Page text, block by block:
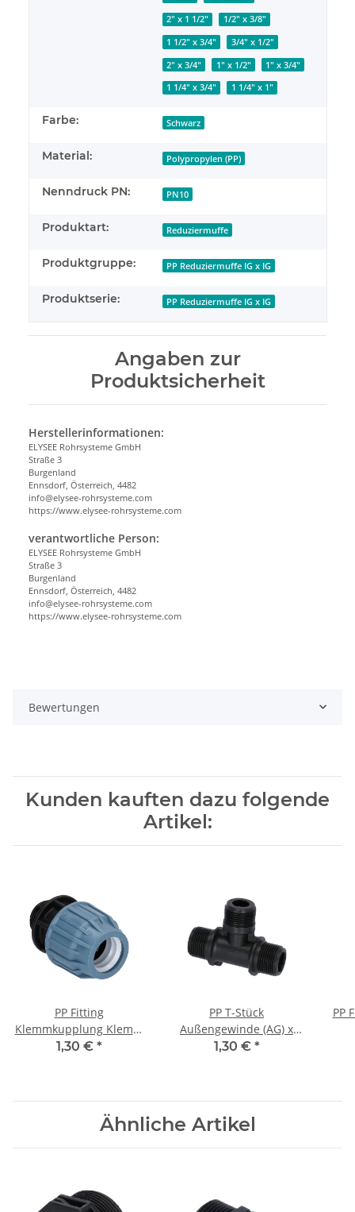
2" x 1 1/2" 1/2" x 3/8"
1 1/2" x 3/4" 3/4" x 1/2"
2" x 3/4" 1" x 1/2" 1" x 3/4"
1 1/4" x 3/4" 1 1/4" x 1"
Farbe: Schwarz
Material: Polypropylen (PP)
Nenndruck PN: PN10
Produktart: Reduziermuffe
Produktgruppe: PP Reduziermuffe IG x IG
Produktserie: PP Reduziermuffe IG x IG
Angaben zur
Produktsicherheit
Herstellerinformationen:
ELYSEE Rohrsysteme GmbH
Straße 3
Burgenland
Ennsdorf, Österreich, 4482
info@elysee-rohrsysteme.com
https://www.elysee-rohrsysteme.com
verantwortliche Person:
ELYSEE Rohrsysteme GmbH
Straße 3
Burgenland
Ennsdorf, Österreich, 4482
info@elysee-rohrsysteme.com
https://www.elysee-rohrsysteme.com
Bewertungen
Kunden kauften dazu folgende
Artikel:
PP Fitting
Klemmkupplung Klemm
x Außengewinde (AG) 16
1,30 € *
PP T-Stück
Außengewinde (AG) x
Außengewinde (AG) x
1,30 € *
PP
Ähnliche Artikel